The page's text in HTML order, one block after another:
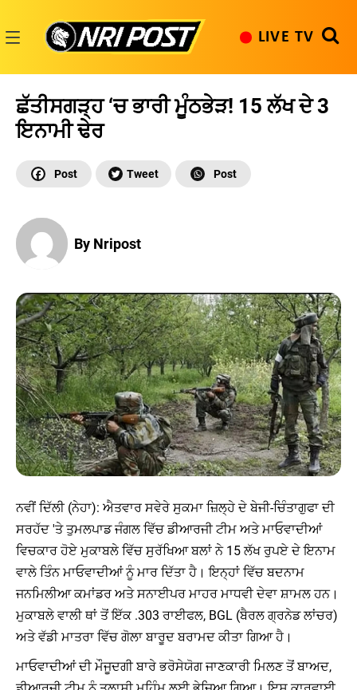
content
LIVE TV
ਛੱਤੀਸਗੜ੍ਹ ‘ਚ ਭਾਰੀ ਮੂੰਠਭੇੜ! 15 ਲੱਖ ਦੇ 3
ਇਨਾਮੀ ਢੇਰ
By Nripost
ਨਵੀਂ ਦਿੱਲੀ (ਨੇਹਾ): ਐਤਵਾਰ ਸਵੇਰੇ ਸੁਕਮਾ ਜ਼ਿਲ੍ਹੇ ਦੇ ਬੇਜੀ-ਚਿੰਤਾਗੁਫਾ ਦੀ
ਸਰਹੱਦ 'ਤੇ ਤੁਮਲਪਾਡ ਜੰਗਲ ਵਿੱਚ ਡੀਆਰਜੀ ਟੀਮ ਅਤੇ ਮਾਓਵਾਦੀਆਂ
ਵਿਚਕਾਰ ਹੋਏ ਮੁਕਾਬਲੇ ਵਿੱਚ ਸੁਰੱਖਿਆ ਬਲਾਂ ਨੇ 15 ਲੱਖ ਰੁਪਏ ਦੇ ਇਨਾਮ
ਵਾਲੇ ਤਿੰਨ ਮਾਓਵਾਦੀਆਂ ਨੂੰ ਮਾਰ ਦਿੱਤਾ ਹੈ। ਇਨ੍ਹਾਂ ਵਿੱਚ ਬਦਨਾਮ
ਜਨਮਿਲੀਆ ਕਮਾਂਡਰ ਅਤੇ ਸਨਾਈਪਰ ਮਾਹਰ ਮਾਧਵੀ ਦੇਵਾ ਸ਼ਾਮਲ ਹਨ।
ਮੁਕਾਬਲੇ ਵਾਲੀ ਥਾਂ ਤੋਂ ਇੱਕ .303 ਰਾਈਫਲ, BGL (ਬੈਰਲ ਗ੍ਰਨੇਡ ਲਾਂਚਰ)
ਅਤੇ ਵੱਡੀ ਮਾਤਰਾ ਵਿੱਚ ਗੋਲਾ ਬਾਰੂਦ ਬਰਾਮਦ ਕੀਤਾ ਗਿਆ ਹੈ।
ਮਾਓਵਾਦੀਆਂ ਦੀ ਮੌਜੂਦਗੀ ਬਾਰੇ ਭਰੋਸੇਯੋਗ ਜਾਣਕਾਰੀ ਮਿਲਣ ਤੋਂ ਬਾਅਦ,